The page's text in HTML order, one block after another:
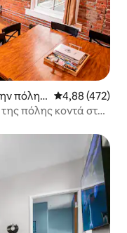
πόλη I
Μέση
4,88 (472)
πόλης κοντά στην